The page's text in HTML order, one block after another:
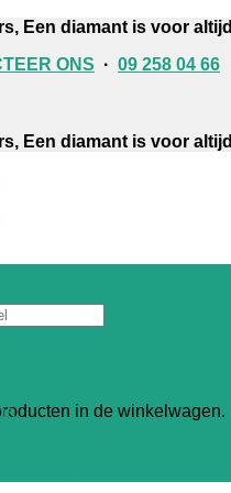
Een diamant is voor altijd
ONS · 09 258 04 66
Een diamant is voor altijd
in de winkelwagen.